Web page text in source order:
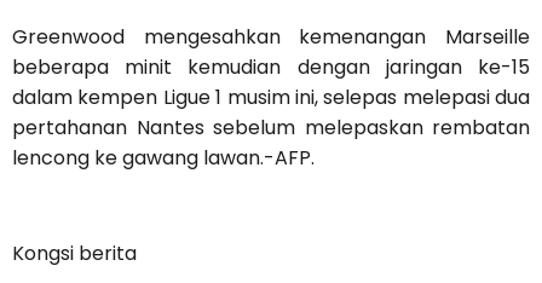
Greenwood mengesahkan kemenangan Marseille
beberapa minit kemudian dengan jaringan ke-15
dalam kempen Ligue 1 musim ini, selepas melepasi dua
pertahanan Nantes sebelum melepaskan rembatan
lencong ke gawang lawan.-AFP.
Kongsi berita